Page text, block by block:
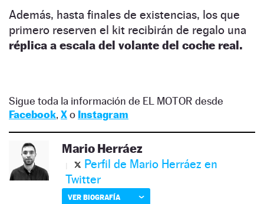
Además, hasta finales de existencias, los que
primero reserven el kit recibirán de regalo una
réplica a escala del volante del coche real.
Sigue toda la información de EL MOTOR desde
Facebook, Xo Instagram
Mario Herráez
Perfil de Mario Herráez en
Twitter
VER BIOGRAFÍA